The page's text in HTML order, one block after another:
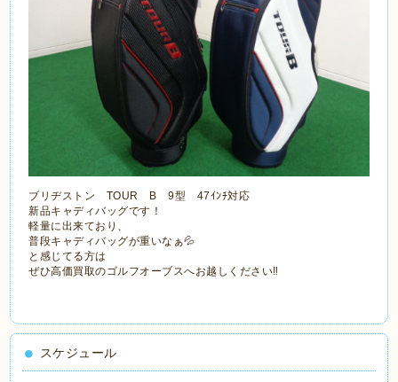
ブリヂストン TOUR B 9型 47ｲﾝﾁ対応
新品キャディバッグです！
軽量に出来ており、
普段キャディバッグが重いなぁ💦
と感じてる方は
ぜひ高価買取のゴルフオーブスへお越しください‼
スケジュール